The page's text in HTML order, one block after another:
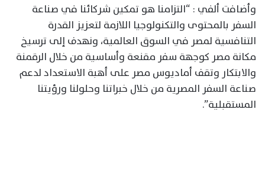
وأضافت ألفي : “التزامنا هو تمكين شركائنا في صناعة
السفر بالمحتوى والتكنولوجيا اللازمة لتعزيز القدرة
التنافسية لمصر في السوق العالمية، ونهدف إلى ترسيخ
مكانة مصر كوجهة سفر مقنعة وأساسية من خلال الرقمنة
والابتكار وتقف أماديوس مصر على أهبة الاستعداد لدعم
صناعة السفر المصرية من خلال خبراتنا وحلولنا ورؤيتنا
المستقبلية”.